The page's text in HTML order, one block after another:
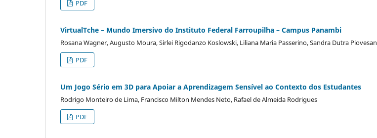
PDF
VirtualTche – Mundo Imersivo do Instituto Federal Farroupilha – Campus Panambi
Rosana Wagner, Augusto Moura, Sirlei Rigodanzo Koslowski, Liliana Maria Passerino, Sandra Dutra Piovesan
PDF
Um Jogo Sério em 3D para Apoiar a Aprendizagem Sensível ao Contexto dos Estudantes
Rodrigo Monteiro de Lima, Francisco Milton Mendes Neto, Rafael de Almeida Rodrigues
PDF